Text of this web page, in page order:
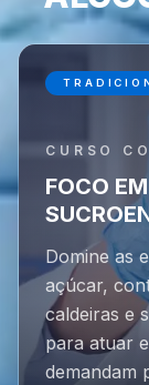
CURSO
FOCO
Domine as
açúcar,
caldeiras e
para atuar
demandam